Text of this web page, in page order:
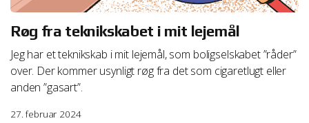
process your information.
Røg fra teknikskabet i mit lejemål
Jeg har et teknikskab i mit lejemål, som boligselskabet ”råder”
over. Der kommer usynligt røg fra det som cigaretlugt eller
anden ”gasart”.
27. februar 2024